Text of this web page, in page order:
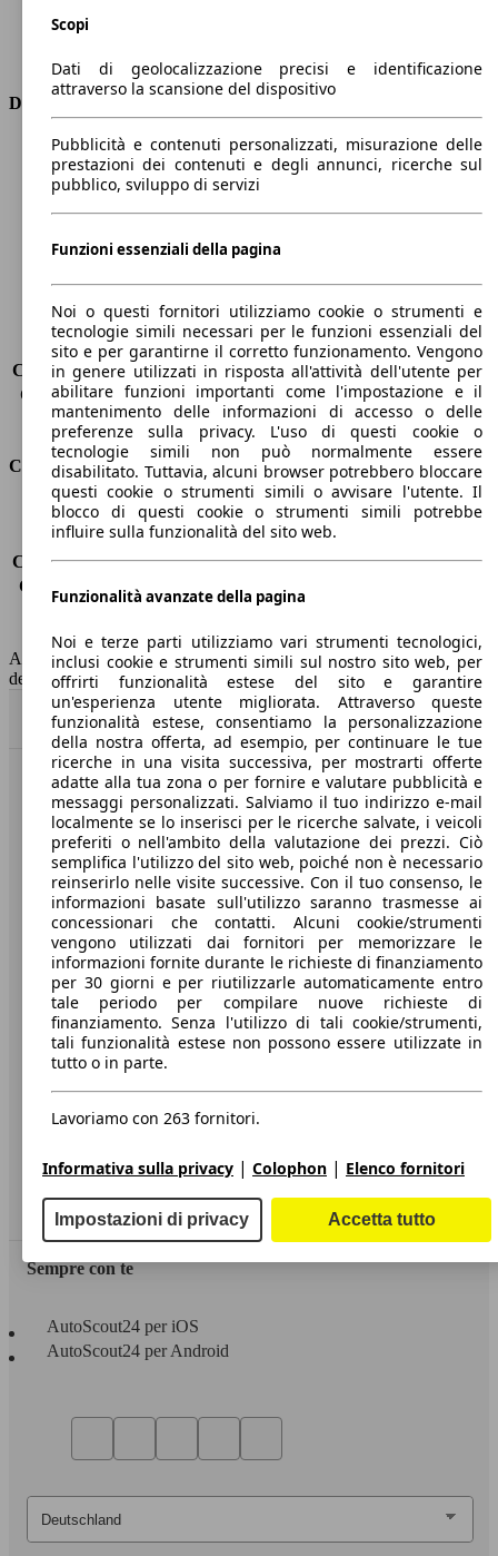
Trasmissione
Dimensioni
Lunghezza
4190 mm
Altezza
1350 mm
Larghezza
Peso massimo
1685 kg
Sedili
2
Carico sul tetto
-
Capacità di traino (senza freni) -
Capacità di traino (con freni)
-
Volume del bagagliaio
280 l
Consumi
Emissioni di CO2*
143 g/km (komb.)
Consumo (urbano)
8.3 l/100km
Consumo (extra-urbano) 5.1 l/100km
Consumo (combinato)*
6.3 l/100km
Capacità del serbatoio
50 l
AutoScout24 non si assume alcuna responsabilità per la correttezza
dei dati.
Torna su
Benvenuti su AutoScout24, il mercato auto europeo.
Società
A proposito di AutoScout24
Stampa
Media
Condizioni generali
Informazioni
Privacy
Dichiarazione di Accessibilità
Servizi
Area rivenditori
Sempre con te
AutoScout24 per iOS
AutoScout24 per Android
Scopi
Dati di geolocalizzazione precisi e identificazione
attraverso la scansione del dispositivo
Pubblicità e contenuti personalizzati, misurazione delle
prestazioni dei contenuti e degli annunci, ricerche sul
pubblico, sviluppo di servizi
Funzioni essenziali della pagina
Noi o questi fornitori utilizziamo cookie o strumenti e
tecnologie simili necessari per le funzioni essenziali del
sito e per garantirne il corretto funzionamento. Vengono
in genere utilizzati in risposta all'attività dell'utente per
abilitare funzioni importanti come l'impostazione e il
mantenimento delle informazioni di accesso o delle
preferenze sulla privacy. L'uso di questi cookie o
tecnologie simili non può normalmente essere
disabilitato. Tuttavia, alcuni browser potrebbero bloccare
questi cookie o strumenti simili o avvisare l'utente. Il
blocco di questi cookie o strumenti simili potrebbe
influire sulla funzionalità del sito web.
Funzionalità avanzate della pagina
Noi e terze parti utilizziamo vari strumenti tecnologici,
inclusi cookie e strumenti simili sul nostro sito web, per
offrirti funzionalità estese del sito e garantire
un'esperienza utente migliorata. Attraverso queste
funzionalità estese, consentiamo la personalizzazione
della nostra offerta, ad esempio, per continuare le tue
ricerche in una visita successiva, per mostrarti offerte
adatte alla tua zona o per fornire e valutare pubblicità e
messaggi personalizzati. Salviamo il tuo indirizzo e-mail
localmente se lo inserisci per le ricerche salvate, i veicoli
preferiti o nell'ambito della valutazione dei prezzi. Ciò
semplifica l'utilizzo del sito web, poiché non è necessario
reinserirlo nelle visite successive. Con il tuo consenso, le
informazioni basate sull'utilizzo saranno trasmesse ai
concessionari che contatti. Alcuni cookie/strumenti
vengono utilizzati dai fornitori per memorizzare le
informazioni fornite durante le richieste di finanziamento
per 30 giorni e per riutilizzarle automaticamente entro
tale periodo per compilare nuove richieste di
finanziamento. Senza l'utilizzo di tali cookie/strumenti,
tali funzionalità estese non possono essere utilizzate in
tutto o in parte.
Lavoriamo con 263 fornitori.
Informativa sulla privacy | Colophon | Elenco fornitori
Impostazioni di privacy Accetta tutto